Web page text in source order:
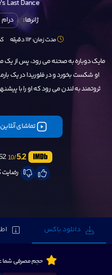
Last Dance
ژانرها: درام
مدت زمان: 112 دقیقه
مایک دوباره به صحنه می رود، پس از
او شکست بخورد و در فلوریدا در یک
ثروتمند به لندن می رود که او را با
تماشای آنلاین
5.2
/10
رضایت
دانلود باکس
حجم مصرفی شما